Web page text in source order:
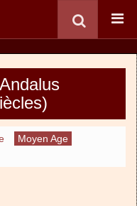
Moyen Age